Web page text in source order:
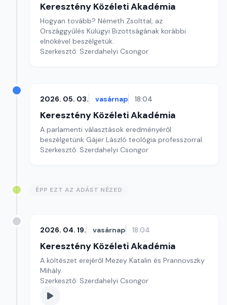
Keresztény Közéleti Akadémia
Hogyan tovább? Németh Zsolttal, az
Országgyűlés Külügyi Bizottságának korábbi
elnökével beszélgetük.
Szerkesztő: Szerdahelyi Csongor
2026. 05. 03. vasárnap 18:04
Keresztény Közéleti Akadémia
A parlamenti választások eredményéről
beszélgetünk Gájer László teológia professzorral.
Szerkesztő: Szerdahelyi Csongor
ÉPP EZT AZ ADÁST NÉZED
2026. 04. 19. vasárnap 18:04
Keresztény Közéleti Akadémia
A költészet erejéről Mezey Katalin és Prannovszky
Mihály.
Szerkesztő: Szerdahelyi Csongor